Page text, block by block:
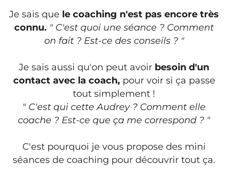
Je sais que le coaching n'est pas encore très
connu. " C'est quoi une séance ? Comment
on fait ? Est-ce des conseils ? "
Je sais aussi qu'on peut avoir besoin d'un
contact avec la coach, pour voir si ça passe
tout simplement !
" C'est qui cette Audrey ? Comment elle
coache ? Est-ce que ça me correspond ? "
C'est pourquoi je vous propose des mini
séances de coaching pour découvrir tout ça.